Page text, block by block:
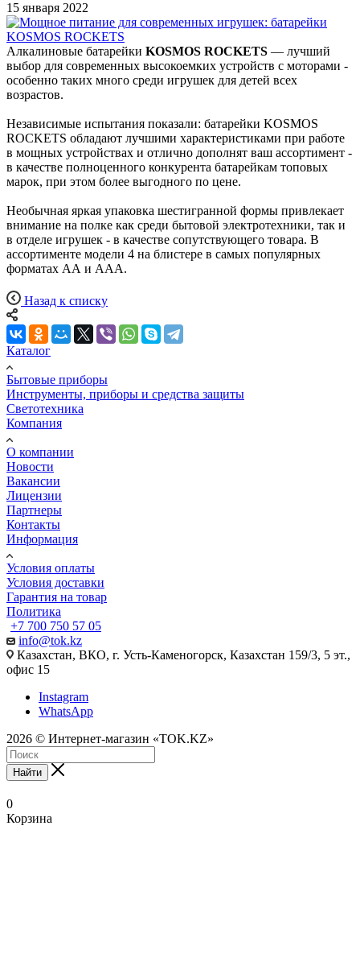
15 января 2022
Алкалиновые батарейки KOSMOS ROCKETS — лучший
выбор для современных высокоемких устройств с моторами -
особенно таких много среди игрушек для детей всех
возрастов.
Независимые испытания показали: батарейки KOSMOS
ROCKETS обладают лучшими характеристиками при работе
в мощных устройствах и отлично дополнят ваш ассортимент -
в качестве полноценного конкурента батарейкам топовых
марок, при этом более выгодного по цене.
Необычная яркая упаковка шестигранной формы привлекает
внимание на полке как среди бытовой электротехники, так и
в отделе игрушек - в качестве сопутствующего товара. В
ассортименте модели 4 на блистере в самых популярных
форматах АА и ААА.
Назад к списку
Каталог
Бытовые приборы
Инструменты, приборы и средства защиты
Светотехника
Компания
О компании
Новости
Вакансии
Лицензии
Партнеры
Контакты
Информация
Условия оплаты
Условия доставки
Гарантия на товар
Политика
+7 700 750 57 05
info@tok.kz
Казахстан, ВКО, г. Усть-Каменогорск, Казахстан 159/3, 5 эт.,
офис 15
Instagram
WhatsApp
2026 © Интернет-магазин «TOK.KZ»
Найти
0
Корзина